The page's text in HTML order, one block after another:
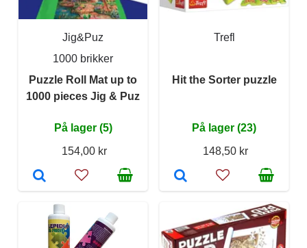
Jig&Puz
1000 brikker
Puzzle Roll Mat up to
1000 pieces Jig & Puz
På lager (5)
154,00 kr
Trefl
Hit the Sorter puzzle
På lager (23)
148,50 kr